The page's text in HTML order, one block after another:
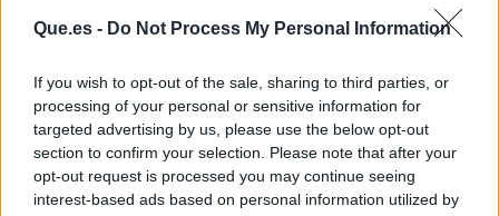
Que.es - Do Not Process My Personal Information
If you wish to opt-out of the sale, sharing to third parties, or
processing of your personal or sensitive information for
targeted advertising by us, please use the below opt-out
section to confirm your selection. Please note that after your
opt-out request is processed you may continue seeing
interest-based ads based on personal information utilized by
fritos veganos. Como punto extra, esta empresa
ingredientes mencionados son de primera
calidad , lo cual potencia el sabor culinario de
las croquetas.
Hoy en día, muchos restaurantes españoles